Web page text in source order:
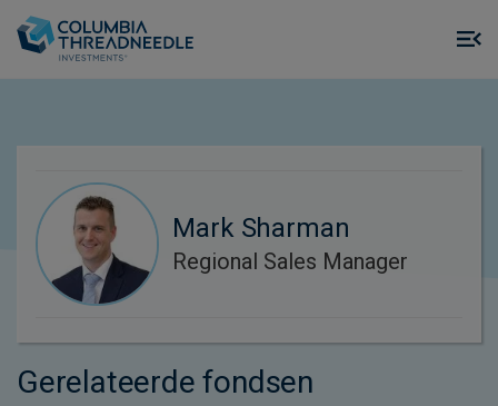
Mark Sharman
Regional Sales Manager
Gerelateerde fondsen